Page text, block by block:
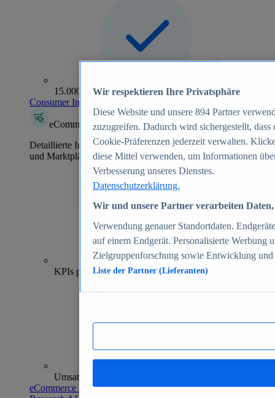
15.000+ Marken
Consumer Insights entdecken
eCommerce Insights
Detaillierte Informationen zu mehr als 39.000 Online-Shops
und Marktplätzen
70+
KPIs pro Shop
Umsatzanalysen und -prognosen
eCommerce Insights entdecken
Wir respektieren Ihre Privatsphäre
Diese Website und unsere 894 Partner
zuzugreifen. Dadurch wird sichergestellt,
Cookie-Präferenzen jederzeit verwalten.
diese Mittel verwenden, um Informationen
Verbesserung unseres Dienstes.
Datenschutzerklärung.
Wir und unsere Partner verarbeiten
Verwendung genauer Standortdaten.
auf einem Endgerät. Personalisierte Werbung
Zielgruppenforschung sowie Entwicklung
Liste der Partner (Lieferanten)